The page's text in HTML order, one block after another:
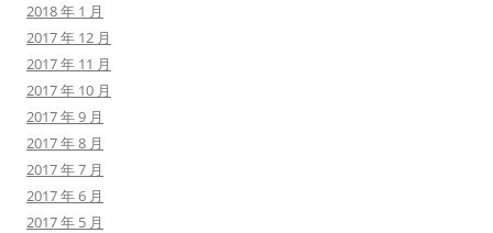
2018 年 1 月
2017 年 12 月
2017 年 11 月
2017 年 10 月
2017 年 9 月
2017 年 8 月
2017 年 7 月
2017 年 6 月
2017 年 5 月